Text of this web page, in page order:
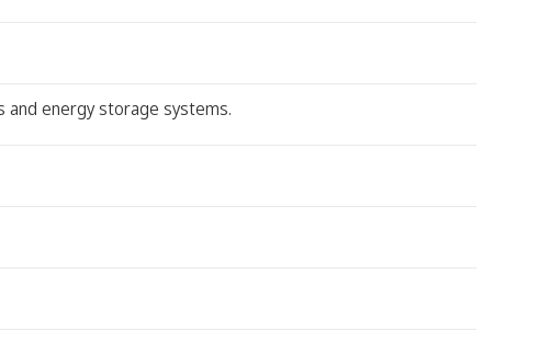
and energy storage systems.